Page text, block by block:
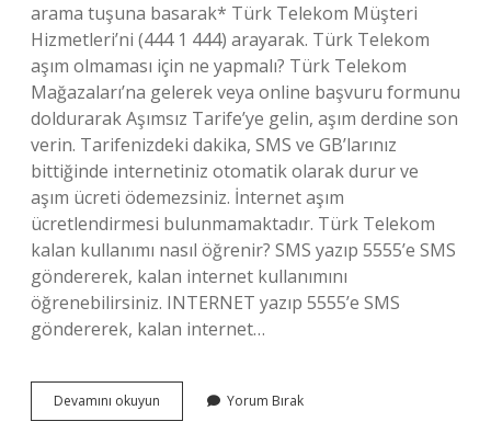
arama tuşuna basarak* Türk Telekom Müşteri
Hizmetleri’ni (444 1 444) arayarak. Türk Telekom
aşım olmaması için ne yapmalı? Türk Telekom
Mağazaları’na gelerek veya online başvuru formunu
doldurarak Aşımsız Tarife’ye gelin, aşım derdine son
verin. Tarifenizdeki dakika, SMS ve GB’larınız
bittiğinde internetiniz otomatik olarak durur ve
aşım ücreti ödemezsiniz. İnternet aşım
ücretlendirmesi bulunmamaktadır. Türk Telekom
kalan kullanımı nasıl öğrenir? SMS yazıp 5555’e SMS
göndererek, kalan internet kullanımını
öğrenebilirsiniz. INTERNET yazıp 5555’e SMS
göndererek, kalan internet…
Devamını okuyun
Türk
Yorum Bırak